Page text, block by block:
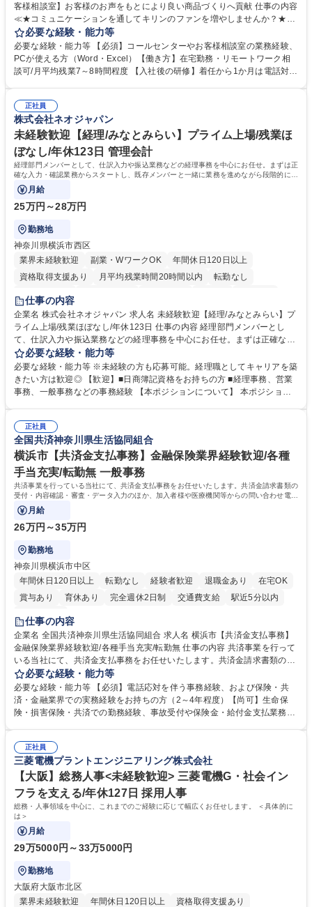
客様相談室】お客様のお声をもとにより良い商品づくりへ貢献 仕事の内容
≪★コミュニケーションを通してキリンのファンを増やしませんか？★≫
お客様のお声をより良い商品づくりに活かしていく上で、窓口となるお客
様相談室でのお仕事です。 日々お客様からいただくキリングループへのご
意見を、企業活動に活かしています。お客様からの声に迅速かつ誠意をも
って対応、情報提供するとともにグループ内活動に反映しています。 【具
平均100件前後■メール・手紙：同上40件前後 募集職種 中野本社【お客様
相談室】お客様のお声をもとにより良い商品づくりへ貢献
必要な経験・能力等
必要な経験・能力等 【必須】コールセンターやお客様相談室の業務経験、
PCが使える方（Word・Excel）【働き方】在宅勤務・リモートワーク相
談可/月平均残業7～8時間程度 【入社後の研修】着任から1か月は電話対応
すのでご安心ください。 【当社について】キリングループの広報機能を担
う会社として、お客様との出会いを大切にし、磨き上げたホスピタリティ
を込めてコミュニケーションをとりながら広報関連業務を行っておりま
す。 学歴・資格 学歴：大学院 大学 高専 短大 専修学校 高校 語学力： 資
格：
正社員
株式会社ネオジャパン
未経験歓迎【経理/みなとみらい】プライム上場/残業ほ
ぼなし/年休123日 管理会計
経理部門メンバーとして、仕訳入力や振込業務などの経理事務を中心にお任せ。まずは正
確な入力・確認業務からスタートし、既存メンバーと一緒に業務を進めながら段階的に経
理知識を身につけていただきます。
月給
25万円～28万円
勤務地
神奈川県横浜市西区
業界未経験歓迎
副業・WワークOK
年間休日120日以上
資格取得支援あり
月平均残業時間20時間以内
転勤なし
未経験者歓迎
完全週休2日制
交通費支給 駅近5分以内 土日祝休み
服装自由
寮・社宅あり
仕事の内容
企業名 株式会社ネオジャパン 求人名 未経験歓迎【経理/みなとみらい】プ
ライム上場/残業ほぼなし/年休123日 仕事の内容 経理部門メンバーとし
て、仕訳入力や振込業務などの経理事務を中心にお任せ。まずは正確な入
力・確認業務からスタートし、既存メンバーと一緒に業務を進めながら段
階的に経理知識を身につけていただきます。 【具体的には】 ■社内稟議に
基づく仕訳入力 ■月末の振込業務 ■明細作成 ■伝票処理、記帳業務 ■既存
メンバーの業務サポート 【将来的には】 ■月次決算補助 ■四半期・年次決
想定です。 募集職種 未経験歓迎【経理/みなとみらい】プライム上場/残業
ほぼなし/年休123日
必要な経験・能力等
必要な経験・能力等 ※未経験の方も応募可能。経理職としてキャリアを築
きたい方は歓迎◎ 【歓迎】■日商簿記資格をお持ちの方 ■経理事務、営業
事務、一般事務などの事務経験 【本ポジションについて】 本ポジション
当し、3～5年をかけて月次決算・四半期決算・開示資料作成補助などへス
テップアップできます。また、残業は通常月ほぼなく、決算月でも10時間
未満のため、無理なく経理として専門性を身につけられる環境です。 学
歴・資格 学歴：大学院 大学 高専 短大 専修学校 高校 語学力： 資格：日商
簿記検定1級 日商簿記検定2級
正社員
全国共済神奈川県生活協同組合
横浜市【共済金支払事務】金融保険業界経験歓迎/各種
手当充実/転勤無 一般事務
共済事業を行っている当社にて、共済金支払事務をお任せいたします。共済金請求書類の
受付・内容確認・審査・データ入力のほか、加入者様や医療機関等からの問い合わせ電話
対応や書類発送等を担当します。
月給
26万円～35万円
勤務地
神奈川県横浜市中区
年間休日120日以上
転勤なし 経験者歓迎 退職金あり
在宅OK
賞与あり
育休あり 完全週休2日制 交通費支給
駅近5分以内
土日祝休み
仕事の内容
企業名 全国共済神奈川県生活協同組合 求人名 横浜市【共済金支払事務】
金融保険業界経験歓迎/各種手当充実/転勤無 仕事の内容 共済事業を行って
いる当社にて、共済金支払事務をお任せいたします。共済金請求書類の受
付・内容確認・審査・データ入力のほか、加入者様や医療機関等からの問
い合わせ電話対応や書類発送等を担当します。 ■共済金請求書類の受付、
内容確認、および共済金支払に関する審査・事務処理業務全般を担当 ■専
用システムへのデータ入力、各種必要書類の作成・発送作業 ■加入者様や
指定する業務 募集職種 横浜市【共済金支払事務】金融保険業界経験歓迎/
各種手当充実/転勤無
必要な経験・能力等
必要な経験・能力等 【必須】電話応対を伴う事務経験、および保険・共
済・金融業界での実務経験をお持ちの方（2～4年程度）【尚可】生命保
険・損害保険・共済での勤務経験、事故受付や保険金・給付金支払業務経
務へのキャリアチェンジ希望者も大歓迎です！ 学歴・資格 学歴：大学院
大学 高専 短大 専修学校 高校 語学力： 資格：
正社員
三菱電機プラントエンジニアリング株式会社
【大阪】総務人事<未経験歓迎> 三菱電機G・社会イン
フラを支える/年休127日 採用人事
総務・人事領域を中心に、これまでのご経験に応じて幅広くお任せします。 ＜具体的に
は＞
月給
29万5000円～33万5000円
勤務地
大阪府大阪市北区
業界未経験歓迎
年間休日120日以上
資格取得支援あり